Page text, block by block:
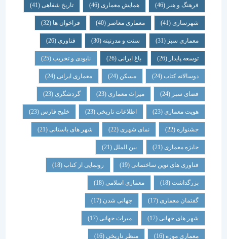
فرهنگ و هنر(46) همایش معماری (46) تاریخ شفاهی (41)
شهرسازی(41) معماری معاصر(40) فراخوان ها (32)
معماری سبز(31) سنت و مدرنیته(30) فناوری (26)
توسعه پایدار(26) باغ ایرانی(26) نابودی و تخریب(25)
دوسالانه کتاب(24) مسکن (24) معماری ایرانی(24)
فضای سبز(24) میراث معماری (23) گردشگری (23)
هویت معماری (23) اطلاعات تاریخی(23) خلیج فارس(23)
جشنواره(22) نمای شهری(22) شهر های باستانی (21)
جایزه معماری (21) بین الملل(21)
فناوری های نوین ساختمانی(19) رونمایی از کتاب (18)
بزرگداشت (18) معماری اسلامی(18)
گفتمان معماری (17) جهانی شدن(17)
شهر های جهانی(17) میراث جهانی(17)
معماری موزه(16) منظر تاریخی (16)